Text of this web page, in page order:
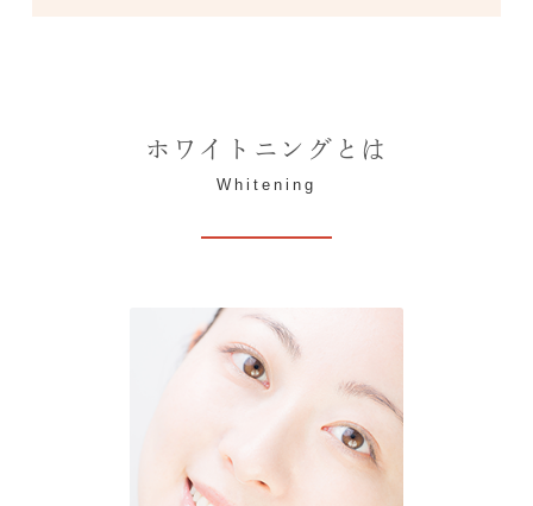
ホワイトニングとは
Whitening